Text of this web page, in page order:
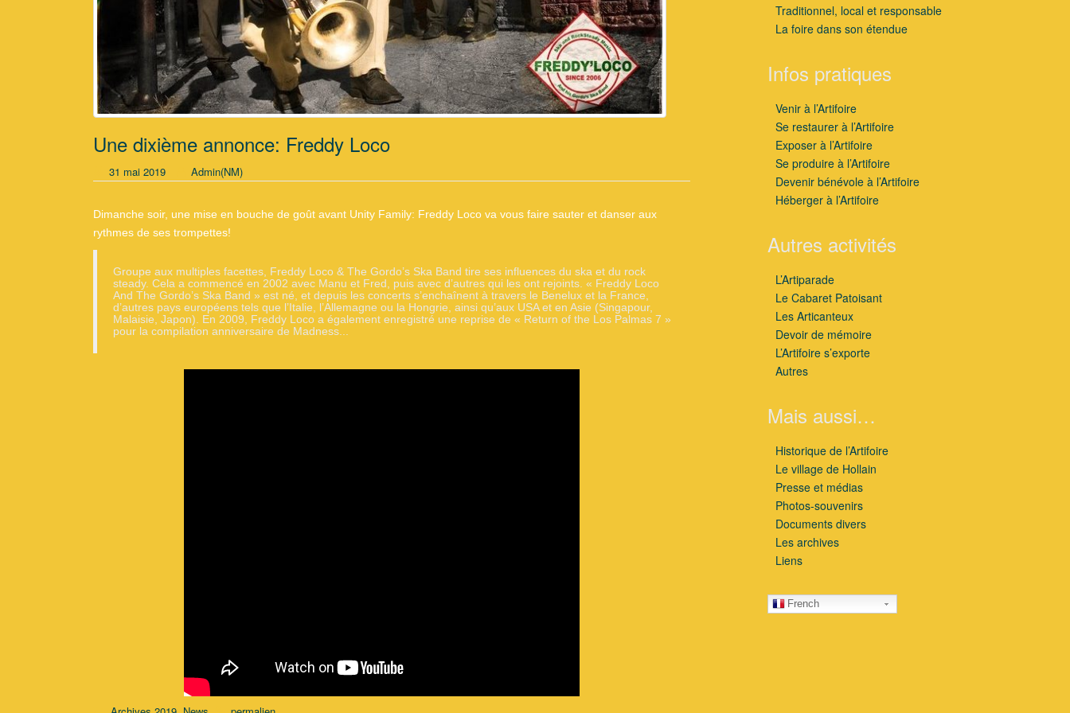
Une dixième annonce: Freddy Loco
31 mai 2019 Admin(NM)
Dimanche soir, une mise en bouche de goût avant Unity Family: Freddy Loco va vous faire sauter et danser aux
rythmes de ses trompettes!
Groupe aux multiples facettes, Freddy Loco & The Gordo’s Ska Band tire ses influences du ska et du rock
steady. Cela a commencé en 2002 avec Manu et Fred, puis avec d’autres qui les ont rejoints. « Freddy Loco
And The Gordo’s Ska Band » est né, et depuis les concerts s’enchaînent à travers le Benelux et la France,
d’autres pays européens tels que l’Italie, l’Allemagne ou la Hongrie, ainsi qu’aux USA et en Asie (Singapour,
Malaisie, Japon). En 2009, Freddy Loco a également enregistré une reprise de « Return of the Los Palmas 7 »
pour la compilation anniversaire de Madness...
Traditionnel, local et responsable
La foire dans son étendue
Infos pratiques
Venir à l’Artifoire
Se restaurer à l’Artifoire
Exposer à l’Artifoire
Se produire à l’Artifoire
Devenir bénévole à l’Artifoire
Héberger à l’Artifoire
Autres activités
L’Artiparade
Le Cabaret Patoisant
Les Articanteux
Devoir de mémoire
L’Artifoire s’exporte
Autres
Mais aussi…
Historique de l’Artifoire
Le village de Hollain
Presse et médias
Photos-souvenirs
Documents divers
Les archives
Liens
French